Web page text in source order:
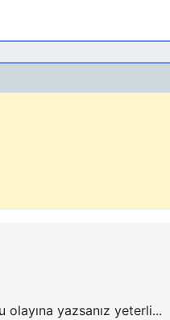
yazsanız yeterli...